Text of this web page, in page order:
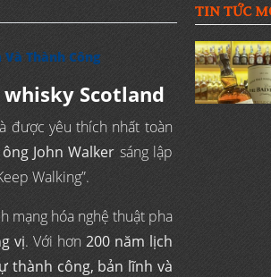
Thành Công
Scotland
được yêu thích nhất toàn
ông John Walker sáng lập
Walking”.
mạng hóa nghệ thuật pha
vị. Với hơn 200 năm lịch
thành công, bản lĩnh và
TIN TỨC